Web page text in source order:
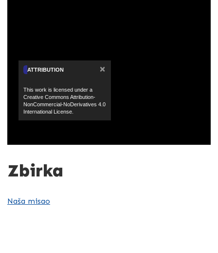
Zbirka
Naša misao
ATTRIBUTION ×
This work is licensed under a
Creative Commons Attribution-
NonCommercial-NoDerivatives 4.0
International License.